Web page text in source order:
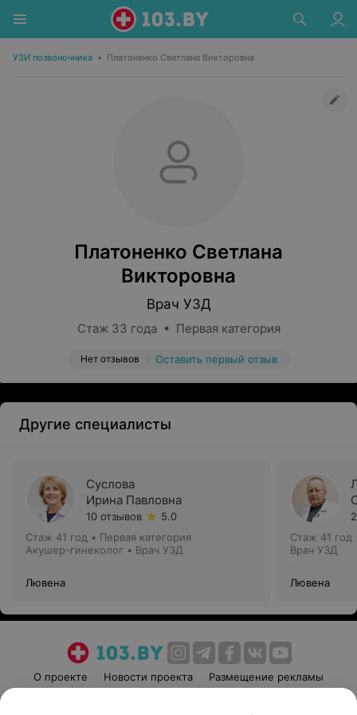
УЗИ позвоночника • Платоненко Светлана Викторовна
Платоненко Светлана
Викторовна
Врач УЗД
Стаж 33 года • Первая категория
Нет отзывов Оставить первый отзыв
Другие специалисты
Суслова
Ирина Павловна
10 отзывов
5.0
Стаж 41 год • Первая категория
Акушер-гинеколог • Врач УЗД
Лювена
Стаж 41 год
Врач УЗД
Лювена
О проекте Новости проекта
Размещение рекламы